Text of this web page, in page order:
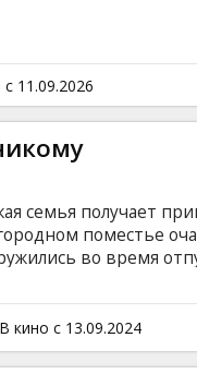
11.09.2026
семья получает
поместье
во время
с субтитрами на
В кино с 13.09.2024